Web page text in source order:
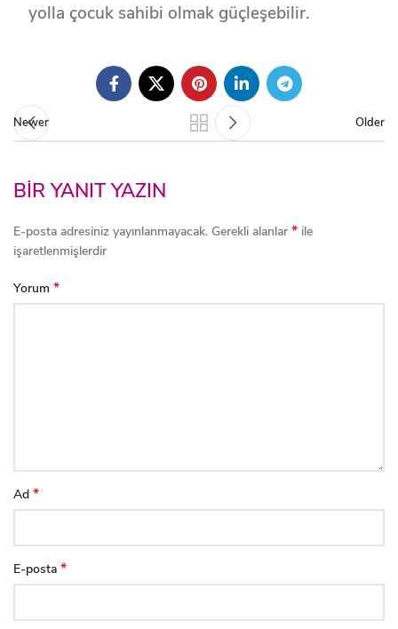
yolla çocuk sahibi olmak güçleşebilir.
Newer Older
BIR YANIT YAZIN
E-posta adresiniz yayınlanmayacak. Gerekli alanlar * ile
işaretlenmişlerdir
Yorum *
Ad *
E-posta *